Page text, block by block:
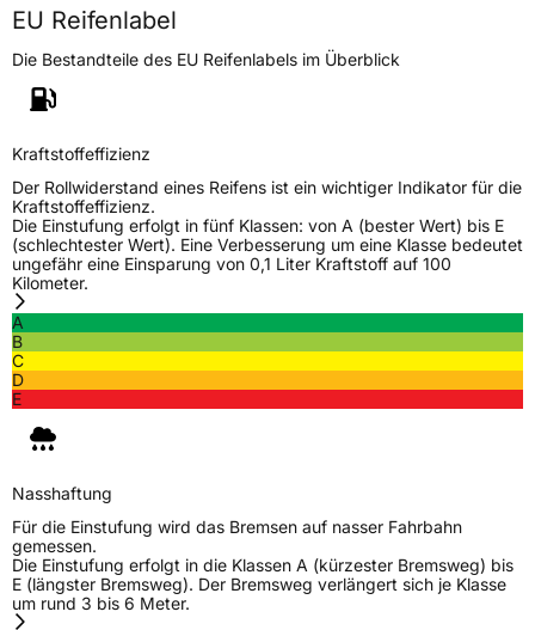
Weitere Eigenschaften
Schlauchtyp
Zustand Neureifen
M+SJa
C-ReifenJa
EU Label
Nasshaftung
Rollgeräusch (Klasse)
Rollgeräusch (dB)
FahrzeugklasseC2
EU Reifenlabel
Die Bestandteile des EU Reifenlabels im Überblick
Kraftstoffeffizienz
Der Rollwiderstand eines Reifens ist ein wichtiger Indikator für die
Kraftstoffeffizienz.
Die Einstufung erfolgt in fünf Klassen: von A (bester Wert) bis E
(schlechtester Wert). Eine Verbesserung um eine Klasse bedeutet
ungefähr eine Einsparung von 0,1 Liter Kraftstoff auf 100
Kilometer.
A
B
C
D
E
Nasshaftung
Für die Einstufung wird das Bremsen auf nasser Fahrbahn
gemessen.
Die Einstufung erfolgt in die Klassen A (kürzester Bremsweg) bis
E (längster Bremsweg). Der Bremsweg verlängert sich je Klasse
um rund 3 bis 6 Meter.